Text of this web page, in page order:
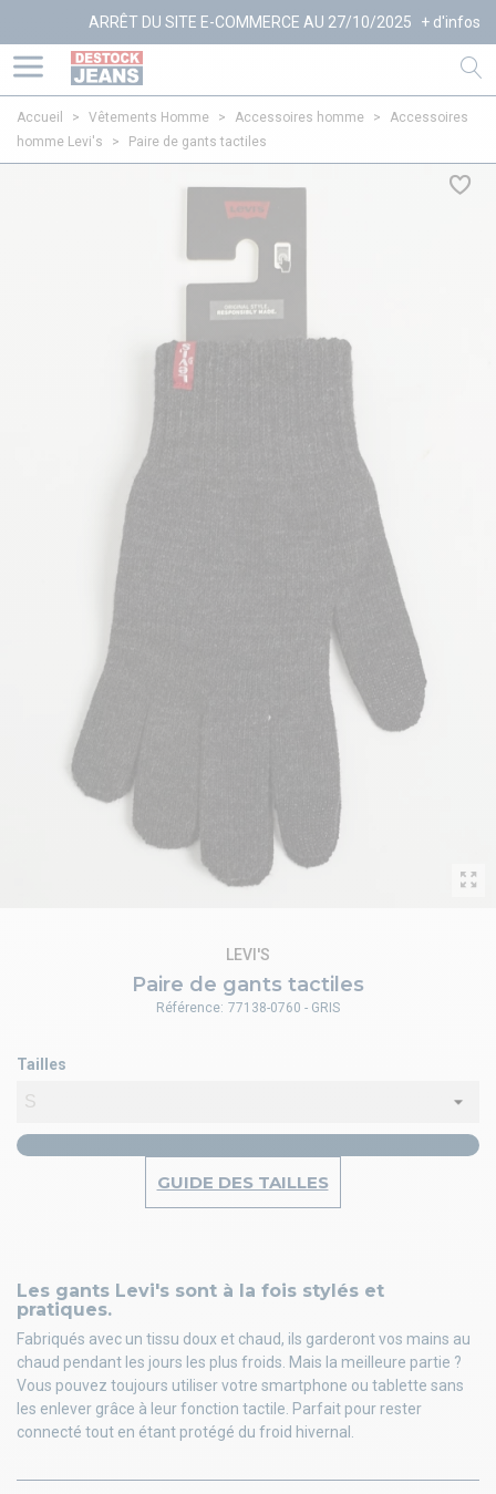
ARRÊT DU SITE E-COMMERCE AU 27/10/2025 + d'infos
Accueil > Vêtements Homme > Accessoires homme >
Accessoires
homme Levi's
> Paire de gants tactiles
Paire de gants tactiles
LEVI'S
Les gants Levi's sont à la fois stylés et
pratiques.
Fabriqués avec un tissu doux et chaud, ils garderont vos mains au
chaud pendant les jours les plus froids. Mais la meilleure partie ?
Vous pouvez toujours utiliser votre smartphone ou tablette sans
les enlever grâce à leur fonction tactile. Parfait pour rester
connecté tout en étant protégé du froid hivernal.
Tailles
GUIDE DES TAILLES
Référence: 77138-0760 - GRIS